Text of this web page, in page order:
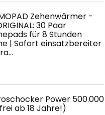
Zehenwärmer -
30 Paar
für 8 Stunden
| Sofort einsatzbereiter
Power 500.000
ab 18 Jahre!)